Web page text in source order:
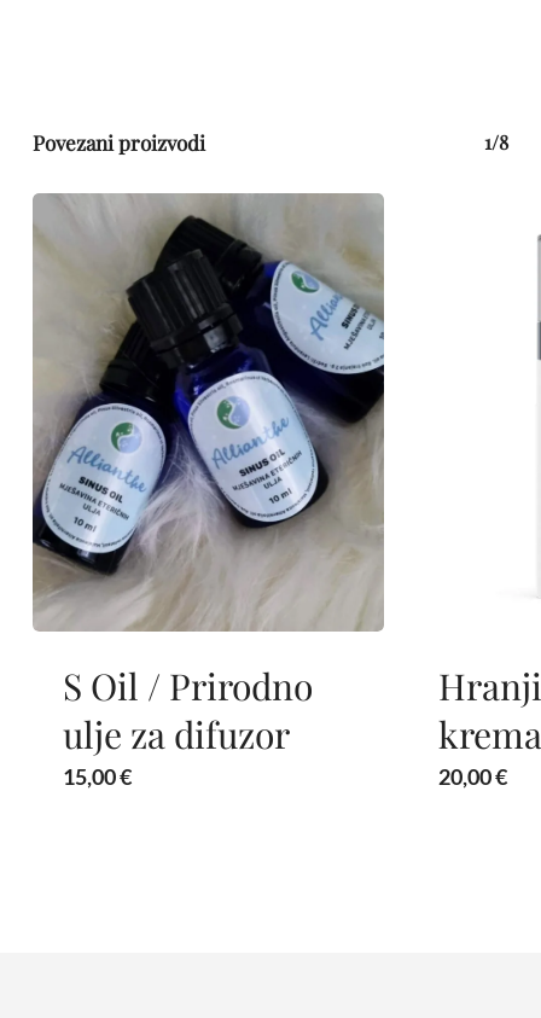
Povezani proizvodi 1/8
S Oil / Prirodno
ulje za difuzor
15,00€
krema
20,00€